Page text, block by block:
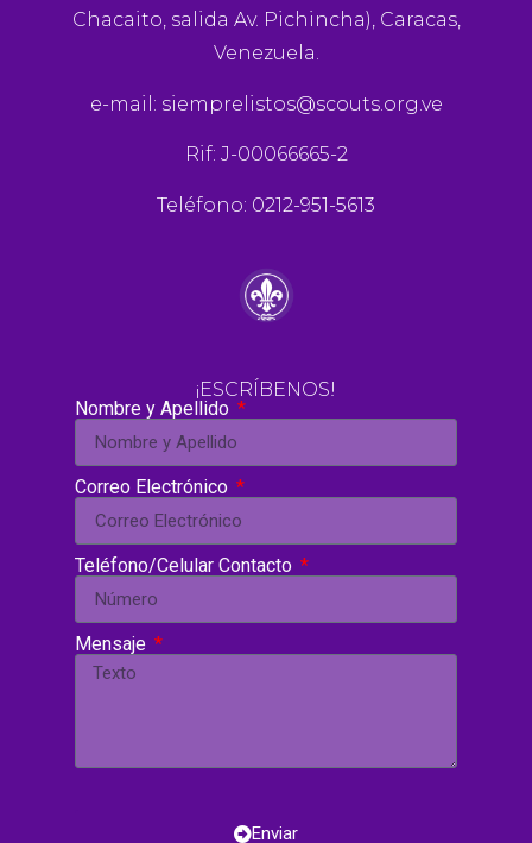
Chacaito, salida Av. Pichincha), Caracas,
Venezuela.
e-mail: siemprelistos@scouts.org.ve
Rif: J-00066665-2
Teléfono: 0212-951-5613
¡ESCRÍBENOS!
Nombre y Apellido
Correo Electrónico
Teléfono/Celular Contacto
Mensaje
Enviar